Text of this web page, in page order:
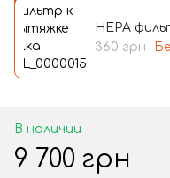
HEPA
360 грн
В наличии
9 700 грн